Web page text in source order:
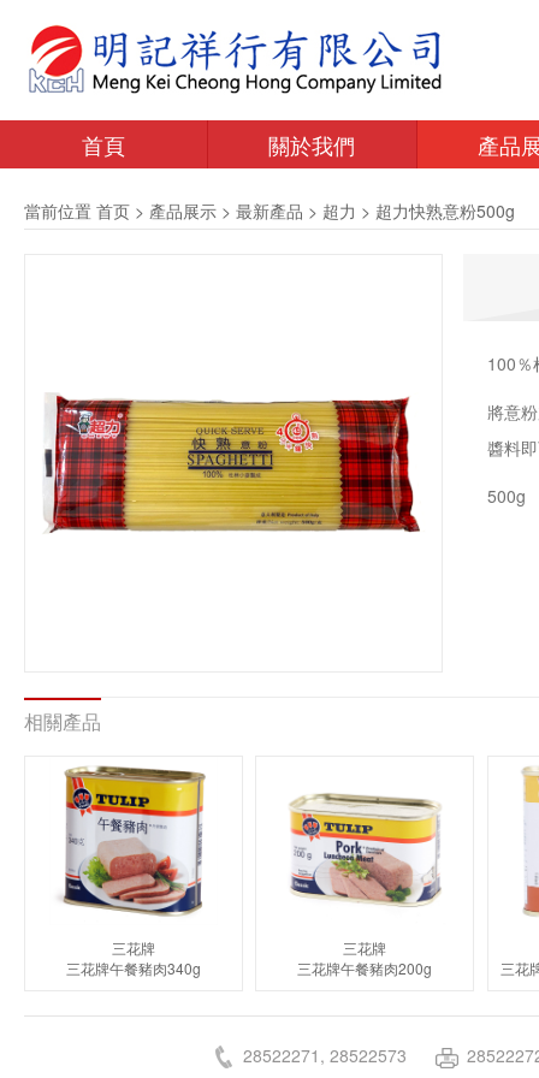
首頁 關於我們 產品
當前位置 首页 > 產品展示 > 最新產品 > 超力 > 超力快熟意粉500g
100％
將意
醬料
500g
相關產品
三花牌
三花牌午餐豬肉340g
三花牌
三花牌午餐豬肉200g
28522271, 28522573